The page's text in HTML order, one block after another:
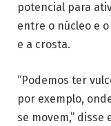
potencial para
entre o núcleo e
e a crosta.
“Podemos ter
por exemplo,
se movem,” disse